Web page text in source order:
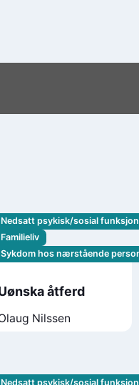
Nedsatt psykisk/sosial
Familieliv
Sykdom hos nærstående
åtferd
Nilssen
Nedsatt psykisk/sosial